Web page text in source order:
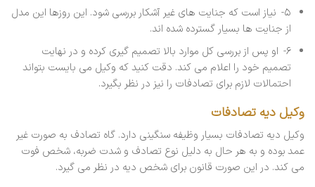
۵- نیاز است که جنایت های غیر آشکار بررسی شود. این روزها این مدل
از جنایت ها بسیار گسترده شده اند.
۶- او پس از بررسی کل موارد بالا تصمیم گیری کرده و در نهایت
تصمیم خود را اعلام می کند. دقت کنید که وکیل می بایست بتواند
احتمالات لازم برای تصادفات را نیز در نظر بگیرد.
وکیل دیه تصادفات
وکیل دیه تصادفات بسیار وظیفه سنگینی دارد. گاه تصادف به صورت غیر
عمد بوده و به هر حال به دلیل نوع تصادف و شدت ضربه، شخص فوت
می کند. در این صورت قانون برای شخص دیه در نظر می گیرد.